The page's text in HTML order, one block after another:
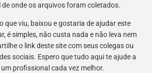
onde os arquivos foram coletados.
que viu, baixou e gostaria de ajudar este
é simples, não custa nada e não leva nem
o link deste site com seus colegas ou
sociais. Espero que tudo aqui te ajude a
profissional cada vez melhor.